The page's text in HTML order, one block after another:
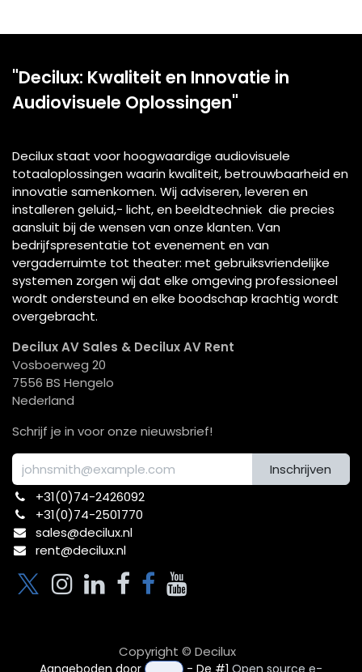
"Decilux: Kwaliteit en Innovatie in
Audiovisuele Oplossingen"
Decilux staat voor hoogwaardige audiovisuele
totaaloplossingen waarin kwaliteit, betrouwbaarheid en
innovatie samenkomen. Wij adviseren, leveren en
installeren geluid,- licht, en beeldtechniek die precies
aansluit bij de wensen van onze klanten. Van
bedrijfspresentatie tot evenement en van
vergaderruimte tot theater: met gebruiksvriendelijke
systemen zorgen wij dat elke omgeving professioneel
wordt ondersteund en elke boodschap krachtig wordt
overgebracht.
Decilux AV Sales & Decilux AV Rent
Vosboerweg 20
7556 BS Hengelo
Nederland
Schrijf je in voor onze nieuwsbrief!
Inschrijven
+31(0)74-2426092​
+31(0)74-2501770
sales@decilux.nl
rent@decilux.nl
Copyright © Decilux
Aangeboden door - De #1Open source e-